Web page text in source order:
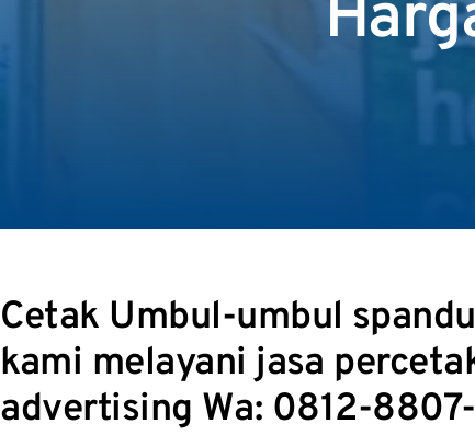
Cetak Umbul-umbul
kami melayani jasa
advertising Wa: 0812-